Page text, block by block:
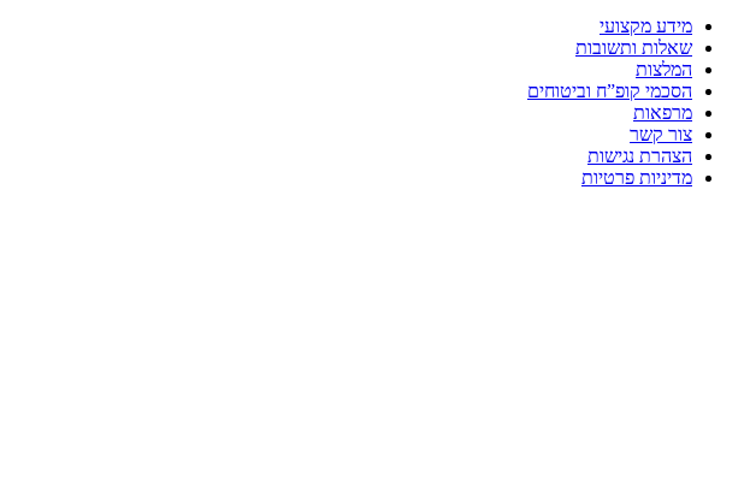
מידע מקצועי
שאלות ותשובות
המלצות
הסכמי קופ”ח וביטוחים
מרפאות
צור קשר
הצהרת נגישות
מדיניות פרטיות